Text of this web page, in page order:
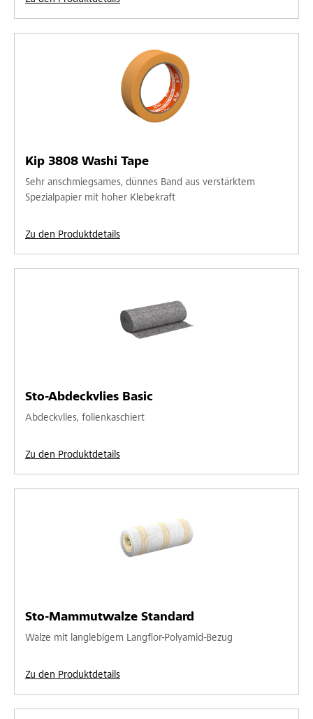
Kip 3808 Washi Tape
Sehr anschmiegsames, dünnes Band aus verstärktem
Spezialpapier mit hoher Klebekraft
Zu den Produktdetails
Sto-Abdeckvlies Basic
Abdeckvlies, folienkaschiert
Zu den Produktdetails
Sto-Mammutwalze Standard
Walze mit langlebigem Langflor-Polyamid-Bezug
Zu den Produktdetails